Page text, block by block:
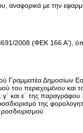
αναφορικά με την
3691/2008 (ΦΕΚ 166 Α'),
Γραμματέα Δημοσίων
του περιεχομένου και
και ε΄ της παραγράφου
της